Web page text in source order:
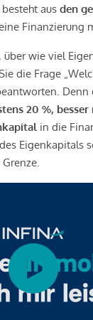
aus den
Finanzierung
wie viel
die Frage
Denn
20 %, besser
in die
Eigenkapitals